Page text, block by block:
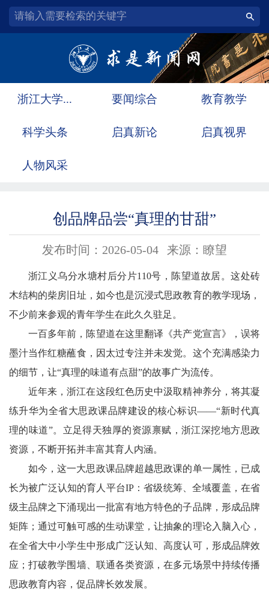
浙江大学... 要闻综合 教育教学
科学头条 启真新论 启真视界
人物风采
创品牌品尝“真理的甘甜”
发布时间：2026-05-04 来源：瞭望
浙江义乌分水塘村后分片110号，陈望道故居。这处砖
木结构的柴房旧址，如今也是沉浸式思政教育的教学现场，
不少前来参观的青年学生在此久久驻足。
一百多年前，陈望道在这里翻译《共产党宣言》，误将
墨汁当作红糖蘸食，因太过专注并未发觉。这个充满感染力
的细节，让“真理的味道有点甜”的故事广为流传。
近年来，浙江在这段红色历史中汲取精神养分，将其凝
练升华为全省大思政课品牌建设的核心标识——“新时代真
理的味道”。立足得天独厚的资源禀赋，浙江深挖地方思政
资源，不断开拓并丰富其育人内涵。
如今，这一大思政课品牌超越思政课的单一属性，已成
长为被广泛认知的育人平台IP：省级统筹、全域覆盖，在省
级主品牌之下涌现出一批富有地方特色的子品牌，形成品牌
矩阵；通过可触可感的生动课堂，让抽象的理论入脑入心，
在全省大中小学生中形成广泛认知、高度认可，形成品牌效
应；打破教学围墙、联通各类资源，在多元场景中持续传播
思政教育内容，促品牌长效发展。